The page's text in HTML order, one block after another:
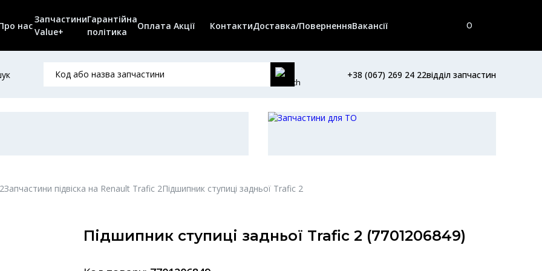
нас
Запчастини
Value+
Гарантійна
політика
Оплата Акції КонтактиДоставка/ПоверненняВакансії 0
+38 (067) 269 24 22відділ запчастин
Запчастини підвіска на Renault Trafic 2Підшипник ступиці задньої Trafic 2
Підшипник ступиці задньої Trafic 2 (7701206849)